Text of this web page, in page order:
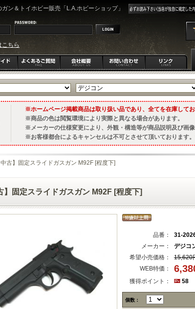
ン＆トイホビー販売「L.A.ホビーショップ」
こちら
ホームページ掲載商品は取り扱い品であり、全てを在庫してお
商品の色は閲覧環境により実際と異なる場合があります。
メーカーの仕様変更により、外観・構造等が商品説明及び画
お客様都合によるキャンセルは不可とさせて頂いております。
古】固定スライドガスガン M92F [程度下]
】固定スライドガスガン M92F [程度下]
品番：
31-
メーカー：
デジコ
希望小売価格：
15,620
WEB特価：
獲得ポイント：
58
個数：